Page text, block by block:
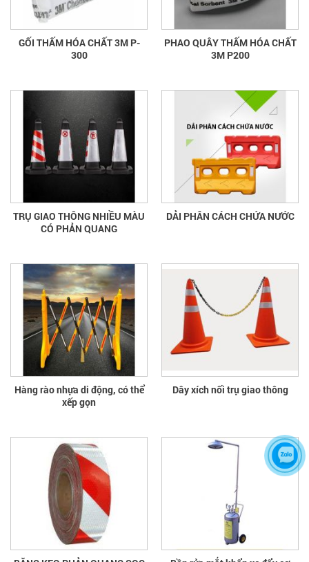
GỐI THẤM HÓA CHẤT 3M P-
300
PHAO QUÂY THẤM HÓA CHẤT
3M P200
TRỤ GIAO THÔNG NHIỀU MÀU
CÓ PHẢN QUANG
DẢI PHÂN CÁCH CHỨA NƯỚC
Hàng rào nhựa di động, có thể
xếp gọn
Dây xích nối trụ giao thông